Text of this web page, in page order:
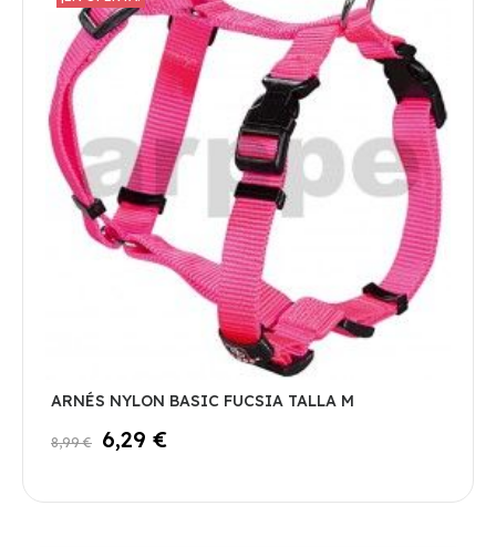
ARNÉS NYLON BASIC FUCSIA TALLA M
8,99 € 6,29 €